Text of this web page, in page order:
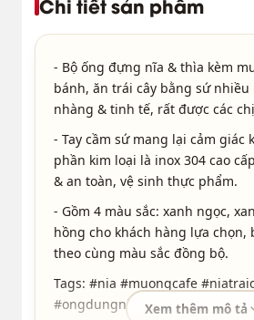
- Bộ ống đựng nĩa & thìa kèm
bánh, ăn trái cây bằng sứ nhiều
nhàng & tinh tế, rất được các
- Tay cầm sứ mang lại cảm giác
phần kim loại là inox 304 cao
& an toàn, vệ sinh thực phẩm.
- Gồm 4 màu sắc: xanh ngọc,
hồng cho khách hàng lựa chọn,
theo cùng màu sắc đồng bộ.
Tags: #nia #muongcafe
#ongdungnia #hudungnia
Xem thêm mô tả